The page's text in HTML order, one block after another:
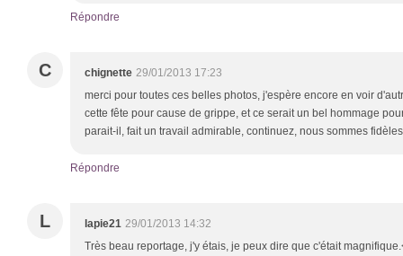
Répondre
C chignette 29/01/2013 17:23
merci pour toutes ces belles photos, j'espère encore en voir
cette fête pour cause de grippe, et ce serait un bel hommage
parait-il, fait un travail admirable, continuez, nous sommes
Répondre
L lapie21 29/01/2013 14:32
Très beau reportage, j'y étais, je peux dire que c'était